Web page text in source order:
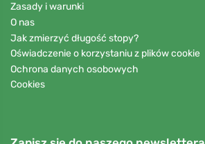
Zasady i warunki
O nas
Jak zmierzyć długość stopy?
Oświadczenie o korzystaniu z plików cookie
Ochrona danych osobowych
Cookies